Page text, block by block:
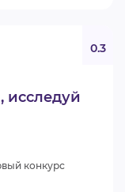
исследуй
0.3
конкурс